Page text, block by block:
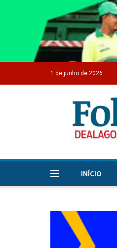
1 de junho de 2026
INÍCIO